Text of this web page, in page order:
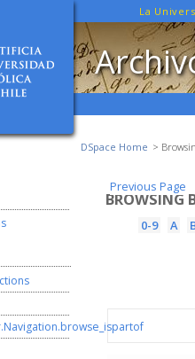
La
DSpace Home
BROWSING
0-9 A
Previous Page
Previous Page